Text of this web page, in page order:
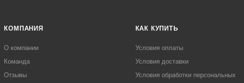
КОМПАНИЯ
О компании
Команда
Отзывы
КАК КУПИТЬ
Условия оплаты
Условия доставки
Условия обработки персональных